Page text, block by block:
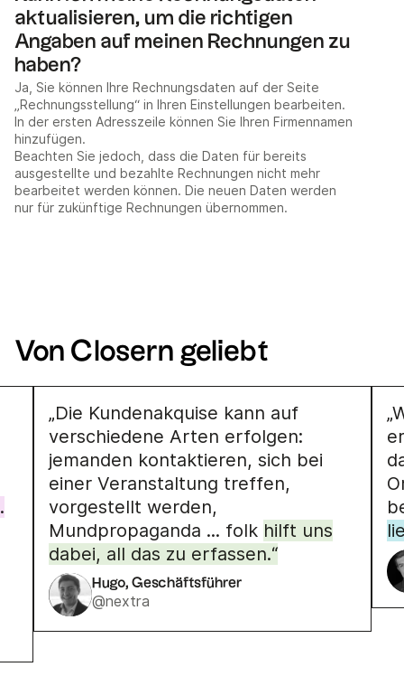
aktualisieren, um die richtigen
Angaben auf meinen Rechnungen zu
haben?
Ja, Sie können Ihre Rechnungsdaten auf der Seite
„Rechnungsstellung“ in Ihren Einstellungen bearbeiten.
In der ersten Adresszeile können Sie Ihren Firmennamen
hinzufügen.
Beachten Sie jedoch, dass die Daten für bereits
ausgestellte und bezahlte Rechnungen nicht mehr
bearbeitet werden können. Die neuen Daten werden
nur für zukünftige Rechnungen übernommen.
Von Closern geliebt
.
„Die Kundenakquise kann auf
verschiedene Arten erfolgen:
jemanden kontaktieren, sich bei
einer Veranstaltung treffen,
vorgestellt werden,
Mundpropaganda ... folk hilft uns
dabei, all das zu erfassen.“
Hugo, Geschäftsführer
@nextra